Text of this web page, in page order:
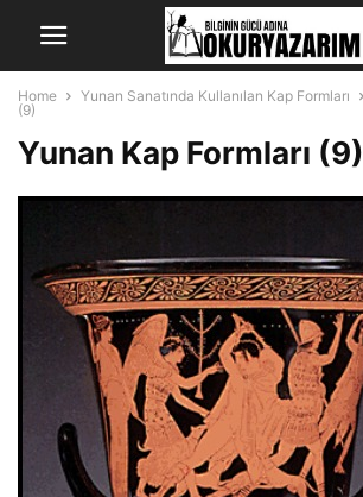
Home Yunan Sanatında Kullanılan Kap Formları
(9)
Yunan Kap Formları (9)